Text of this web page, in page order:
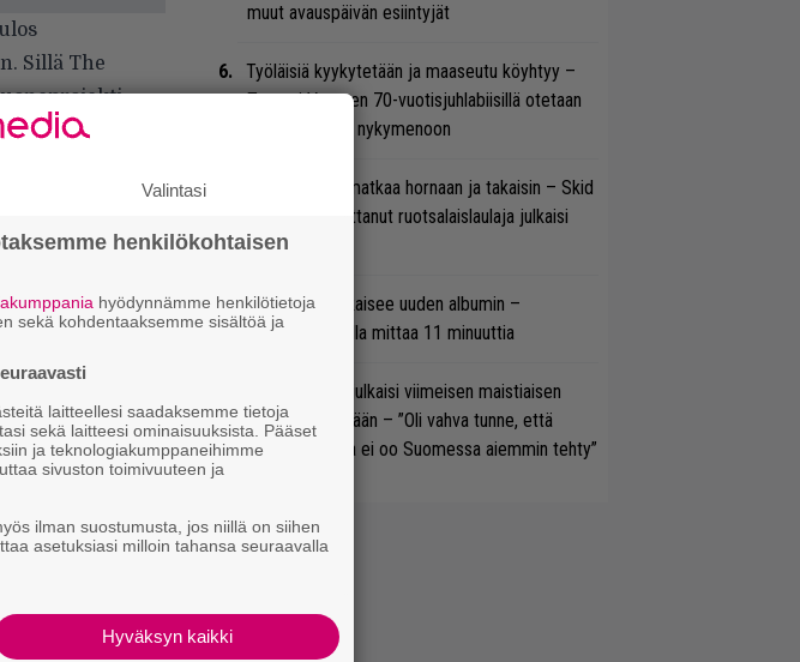
Sillä The
muut avauspäivän esiintyjät
Työläisiä kyykytetään ja maaseutu köyhtyy –
Tumppi Varosen 70-vuotisjuhlabiisillä otetaan
tiukasti kantaa nykymenoon
Erik Grönwall matkaa hornaan ja takaisin – Skid
Row’ssa vaikuttanut ruotsalaislaulaja julkaisi
uuden videon
Neil Young julkaisee uuden albumin –
ensimaistiaisella mittaa 11 minuuttia
Marko Annala julkaisi viimeisen maistiaisen
soolodebyytiltään – ”Oli vahva tunne, että
tällaista musaa ei oo Suomessa aiemmin tehty”
Valintasi
henkilökohtaisen
hyödynnämme henkilötietoja
sekä kohdentaaksemme sisältöä ja
laitteellesi saadaksemme tietoja
sekä laitteesi ominaisuuksista. Pääset
ja teknologiakumppaneihimme
sivuston toimivuuteen ja
ilman suostumusta, jos niillä on siihen
asetuksiasi milloin tahansa seuraavalla
Hyväksyn kaikki